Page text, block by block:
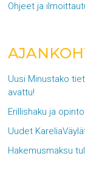
Ohjeet ja
Uusi Minustako
avattu!
Erillishaku ja
Uudet
Hakemusmaksu